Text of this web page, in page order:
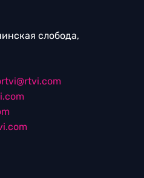
слобода,